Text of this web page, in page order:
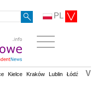
PL
Kielce Kraków Lublin Łódź V